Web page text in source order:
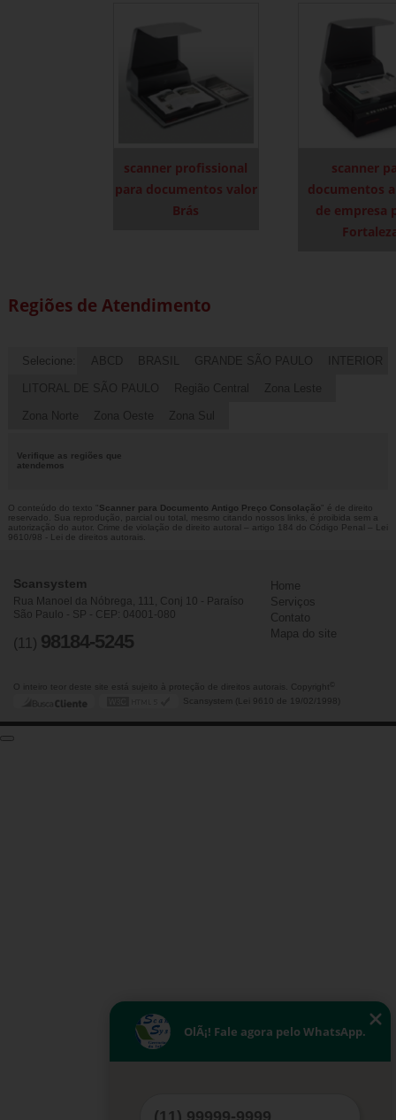
scanner profissional
para documentos valor
Brás
scanner
documentos
de empresa
Regiões de Atendimento
Selecione: ABCD BRASIL GRANDE SÃO PAULO INTERIOR
LITORAL DE SÃO PAULO Região Central Zona Leste
Zona Norte Zona Oeste Zona Sul
Verifique as regiões que
atendemos
O conteúdo do texto " Scanner para Documento Antigo Preço Consolação " é de direito
reservado. Sua reprodução, parcial ou total, mesmo citando nossos links, é proibida sem a
autorização do autor. Crime de violação de direito autoral – artigo 184 do Código Penal –
Lei
9610/98 - Lei de direitos autorais .
Scansystem
Rua Manoel da Nóbrega, 111, Conj 10 - Paraíso
São Paulo - SP - CEP: 04001-080
(11) 98184-5245
Home
Serviços
Contato
Mapa do site
O inteiro teor deste site está sujeito à proteção de direitos autorais. Copyright
Scansystem (Lei 9610 de 19/02/1998)
OlÃ¡! Fale agora pelo WhatsApp.